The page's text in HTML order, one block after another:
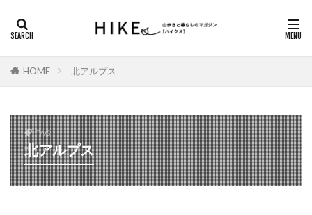
HOME 北アルプス
TAG
北アルプス
カテゴリー
DAYキャンプ ガスバーナー
シダンゴ山
にっぽん里山紀行
ハイキング
ヤマノススメ巡礼
ロックガーデン
三重県の山歩き
丹沢山地
信州百名山